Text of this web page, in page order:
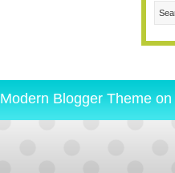
Modern Blogger Themeon